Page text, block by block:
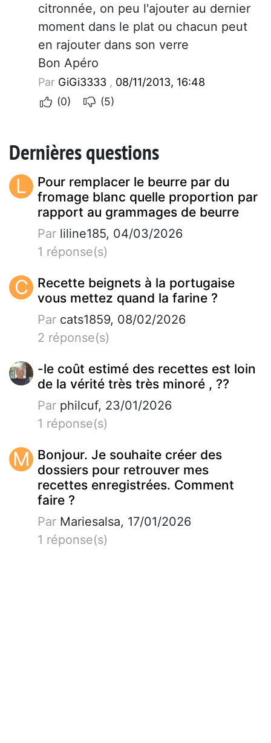
citronnée, on peu l'ajouter au dernier
moment dans le plat ou chacun peut
en rajouter dans son verre
Bon Apéro
Par GiGi3333 , 08/11/2013, 16:48
(0)
(5)
Dernières questions
L
Pour remplacer le beurre par du
fromage blanc quelle proportion par
rapport au grammages de beurre
Par liline185, 04/03/2026
1 réponse(s)
C
Recette beignets à la portugaise
vous mettez quand la farine ?
Par cats1859, 08/02/2026
2 réponse(s)
-le coût estimé des recettes est loin
de la vérité très très minoré , ??
Par philcuf, 23/01/2026
1 réponse(s)
M Bonjour. Je souhaite créer des
dossiers pour retrouver mes
recettes enregistrées. Comment
faire ?
Par Mariesalsa, 17/01/2026
1 réponse(s)